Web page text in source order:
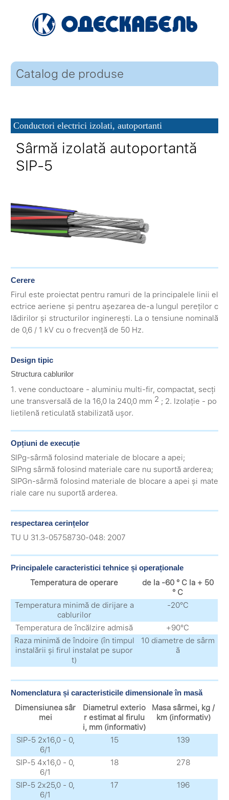
Catalog de produse
Conductori electrici izolati, autoportanti
Sârmă izolată autoportantă
SIP-5
Cerere
Firul este proiectat pentru ramuri de la principalele linii el
ectrice aeriene și pentru așezarea de-a lungul pereților c
lădirilor și structurilor inginerești. La o tensiune nominală
de 0,6 / 1 kV cu o frecvență de 50 Hz.
Design tipic
Structura cablurilor
1. vene conductoare - aluminiu multi-fir, compactat, secți
une transversală de la 16,0 la 240,0 mm 2 ; 2. Izolație - po
lietilenă reticulată stabilizată ușor.
Opțiuni de execuție
SIPg-sârmă folosind materiale de blocare a apei;
SIPng sârmă folosind materiale care nu suportă arderea;
SIPGn-sârmă folosind materiale de blocare a apei și mate
riale care nu suportă arderea.
respectarea cerințelor
TU U 31.3-05758730-048: 2007
Principalele caracteristici tehnice și operaționale
Temperatura de operare
de la -60 ° С la + 50
° С
Temperatura minimă de dirijare a
cablurilor
-20°С
Temperatura de încălzire admisă
+90°С
Raza minimă de îndoire (în timpul
instalării și firul instalat pe supor
t)
10 diametre de sârm
ă
Nomenclatura și caracteristicile dimensionale în masă
Dimensiunea sâr
mei
Diametrul exterio
r estimat al firulu
i, mm (informativ)
Masa sârmei, kg /
km (informativ)
SIP-5 2х16,0 - 0,
6/1
15 139
SIP-5 4х16,0 - 0,
6/1
18 278
SIP-5 2х25,0 - 0,
6/1
17 196